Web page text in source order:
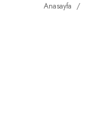
Anasayfa